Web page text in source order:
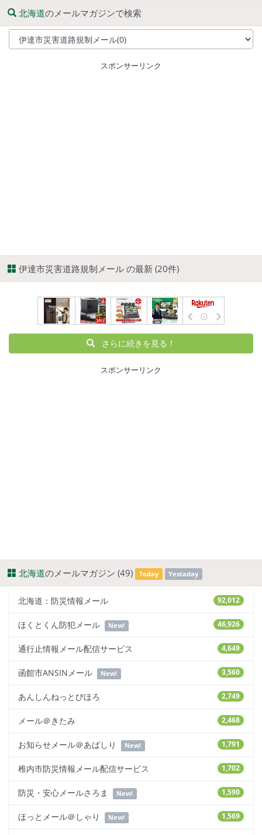
北海道のメールマガジンで検索
スポンサーリンク
伊達市災害道路規制メール の最新 (20件)
さらに続きを見る！
スポンサーリンク
北海道のメールマガジン (49) Today Yestaday
92,012
北海道：防災情報メール
46,926
ほくとくん防犯メール New!
4,649
通行止情報メール配信サービス
3,560
函館市ANSINメール New!
2,749
あんしんねっとびほろ
2,468
メール＠きたみ
1,791
お知らせメール＠あばしり New!
1,702
稚内市防災情報メール配信サービス
1,590
防災・安心メールさろま New!
1,569
ほっとメール＠しゃり New!